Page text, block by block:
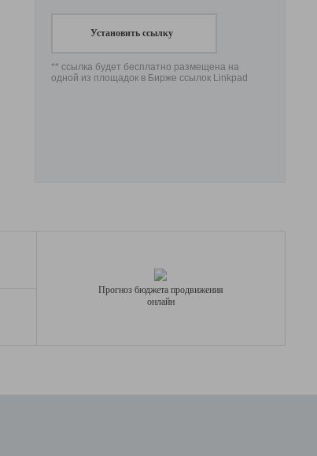
Установить ссылку
** ссылка будет бесплатно размещена на
одной из площадок в Бирже ссылок Linkpad
Прогноз бюджета продвижения
онлайн